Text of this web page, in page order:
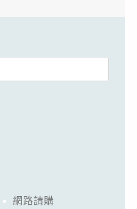
網路請購